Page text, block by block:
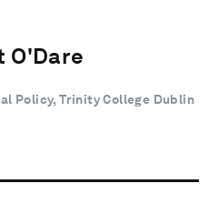
O'Dare
Policy, Trinity College Dublin